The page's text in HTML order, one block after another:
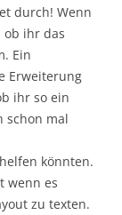
durch! Wenn
ihr das
Ein
Erweiterung
ihr so ein
schon mal
könnten.
wenn es
zu texten.